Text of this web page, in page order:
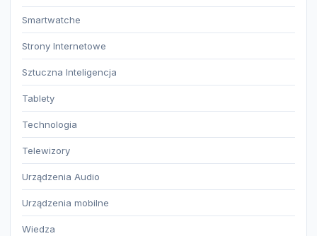
Smartwatche
Strony Internetowe
Sztuczna Inteligencja
Tablety
Technologia
Telewizory
Urządzenia Audio
Urządzenia mobilne
Wiedza